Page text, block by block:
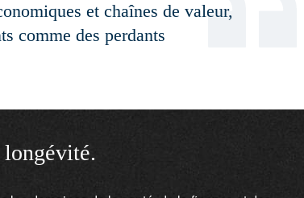
et chaînes de valeur,
comme des perdants
longévité.